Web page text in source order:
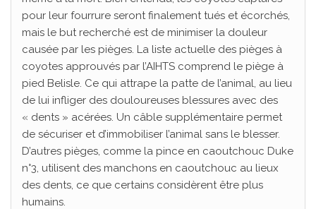
pour leur fourrure seront finalement tués et écorchés,
mais le but recherché est de minimiser la douleur
causée par les pièges. La liste actuelle des pièges à
coyotes approuvés par l’AIHTS comprend le piège à
pied Belisle. Ce qui attrape la patte de l’animal, au lieu
de lui infliger des douloureuses blessures avec des
« dents » acérées. Un câble supplémentaire permet
de sécuriser et d’immobiliser l’animal sans le blesser.
D’autres pièges, comme la pince en caoutchouc Duke
n°3, utilisent des manchons en caoutchouc au lieux
des dents, ce que certains considèrent être plus
humains.